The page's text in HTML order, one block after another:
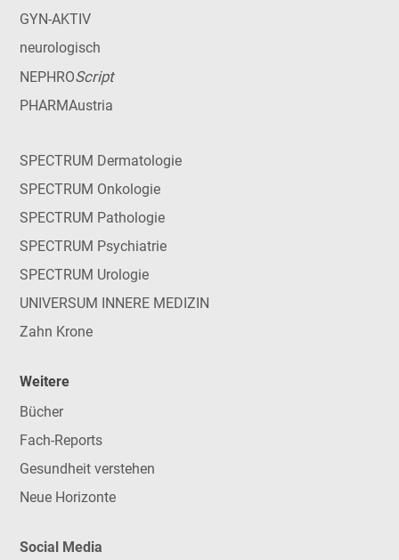
GYN-AKTIV
neurologisch
NEPHROScript
PHARMAustria
SPECTRUM Dermatologie
SPECTRUM Onkologie
SPECTRUM Pathologie
SPECTRUM Psychiatrie
SPECTRUM Urologie
UNIVERSUM INNERE MEDIZIN
Zahn Krone
Weitere
Bücher
Fach-Reports
Gesundheit verstehen
Neue Horizonte
Social Media